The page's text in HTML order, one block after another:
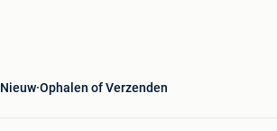
Nieuw Ophalen of Verzenden